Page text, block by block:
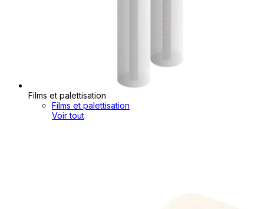
Films et palettisation
Films et palettisation
Voir tout